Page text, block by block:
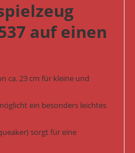
auf einen
ca. 23 cm für kleine und
ein besonders leichtes
sorgt für eine